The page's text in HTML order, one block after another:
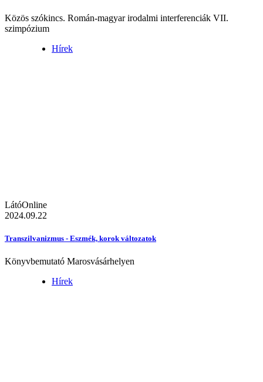
Közös szókincs. Román-magyar irodalmi interferenciák VII.
szimpózium
Hírek
LátóOnline
2024.09.22
Transzilvanizmus - Eszmék, korok változatok
Könyvbemutató Marosvásárhelyen
Hírek